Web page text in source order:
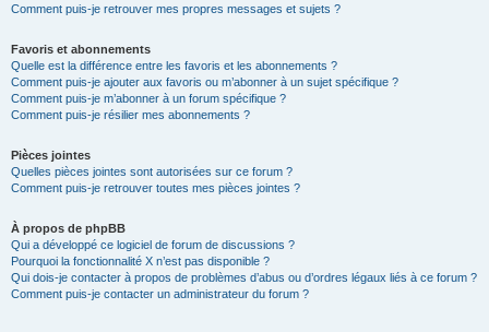
Comment puis-je retrouver mes propres messages et sujets ?
Favoris et abonnements
Quelle est la différence entre les favoris et les abonnements ?
Comment puis-je ajouter aux favoris ou m’abonner à un sujet spécifique ?
Comment puis-je m’abonner à un forum spécifique ?
Comment puis-je résilier mes abonnements ?
Pièces jointes
Quelles pièces jointes sont autorisées sur ce forum ?
Comment puis-je retrouver toutes mes pièces jointes ?
À propos de phpBB
Qui a développé ce logiciel de forum de discussions ?
Pourquoi la fonctionnalité X n’est pas disponible ?
Qui dois-je contacter à propos de problèmes d’abus ou d’ordres légaux liés à ce forum ?
Comment puis-je contacter un administrateur du forum ?